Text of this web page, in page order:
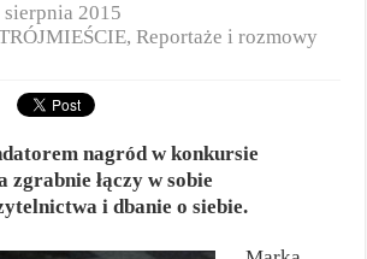
sierpnia 2015
,Reportaże i rozmowy
nagród w konkursie
łączy w sobie
i dbanie o siebie.